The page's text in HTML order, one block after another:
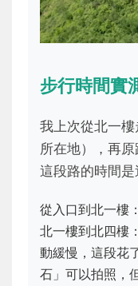
步行時間實
我上次從北一
所在地），再原
這段路的時間是
從入口到北一樓
北一樓到北四樓
動緩慢，這段花
石」可以拍照，